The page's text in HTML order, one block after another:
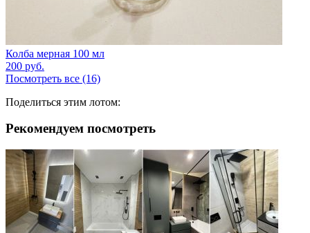
Колба мерная 100 мл
200 руб.
Посмотреть все (16)
Поделиться этим лотом:
Рекомендуем посмотреть